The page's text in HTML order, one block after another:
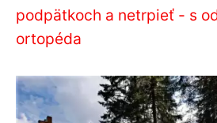
podpätkoch a netrpieť - s
ortopéda